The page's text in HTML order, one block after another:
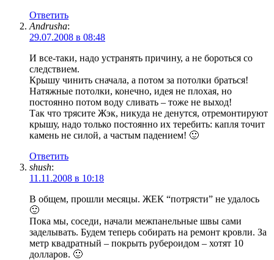
Ответить
Andrusha:
29.07.2008 в 08:48
И все-таки, надо устранять причину, а не бороться со
следствием.
Крышу чинить сначала, а потом за потолки браться!
Натяжные потолки, конечно, идея не плохая, но
постоянно потом воду сливать – тоже не выход!
Так что трясите Жэк, никуда не денутся, отремонтируют
крышу, надо только постоянно их теребить: капля точит
камень не силой, а частым падением! 🙂
Ответить
shush:
11.11.2008 в 10:18
В общем, прошли месяцы. ЖЕК “потрясти” не удалось
🙂
Пока мы, соседи, начали межпанельные швы сами
заделывать. Будем теперь собирать на ремонт кровли. За
метр квадратный – покрыть рубероидом – хотят 10
долларов. 🙂